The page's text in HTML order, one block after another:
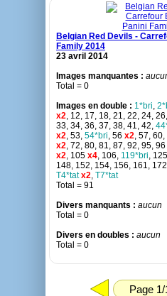
Belgian Red Devils -
Family 2014
23 avril 2014
Images manquantes :
Total = 0
Images en double : 1*bri,
x2, 12, 17, 18, 21, 22, 24, 26,
33, 34, 36, 37, 38, 41, 42,
x2, 53, 54*bri, 56 x2, 57,
x2, 72, 80, 81, 87, 92, 95, 96
x2, 105 x4, 106, 119*bri,
148, 152, 154, 156, 161, 172
T4*tatx2, T7*tat
Total = 91
Divers manquants : aucun
Total = 0
Divers en doubles : aucun
Total = 0
Page 1/